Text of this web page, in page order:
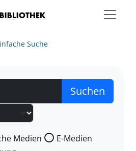
Suche
nach der Sie suchen wollen.
Medien
E-Medien